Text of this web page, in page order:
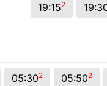
19:152
05:302 05:502